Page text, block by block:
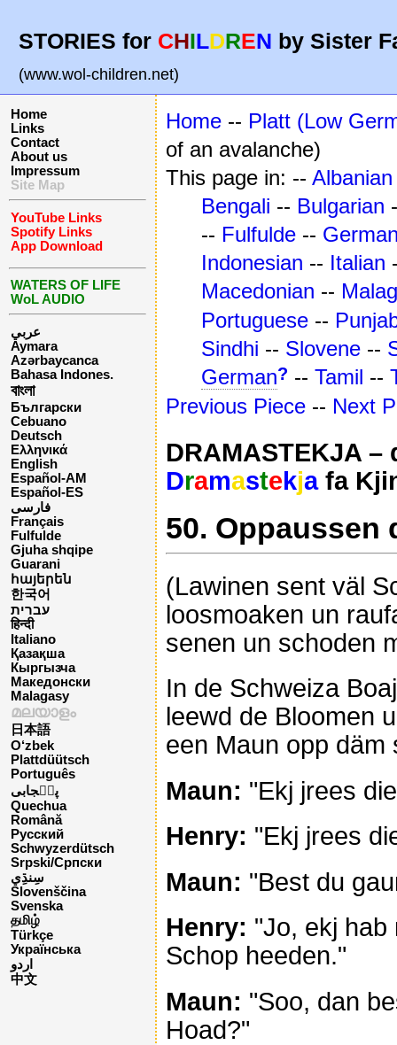
STORIES for CHILDREN by Sister
(www.wol-children.net)
Home
Links
Contact
About us
Impressum
Site Map
YouTube Links
Spotify Links
App Download
WATERS OF LIFE
WoL AUDIO
عربي
Aymara
Azərbaycanca
Bahasa Indones.
বাংলা
Български
Cebuano
Deutsch
Ελληνικά
English
Español-AM
Español-ES
فارسی
Français
Fulfulde
Gjuha shqipe
Guarani
հայերեն
한국어
עברית
हिन्दी
Italiano
Қазақша
Кыргызча
Македонски
Malagasy
മലയാളം
日本語
O‘zbek
Plattdüütsch
Português
پن٘جابی
Quechua
Română
Русский
Schwyzerdütsch
Srpski/Српски
Slovenščina
Svenska
தமிழ்
Türkçe
Українська
اردو
中文
Home -- Platt (Low
of an avalanche)
This page in: -- Albanian
Bengali -- Bulgarian
-- Fulfulde --
Indonesian -- Italian
Macedonian --
Portuguese --
Sindhi -- Slovene --
German? -- Tamil --
Previous Piece -- Next
DRAMASTEKJA
Dramastekjafa
50. Oppaussen
(Lawinen sent väl
loosmoaken un
senen un schoden
In de Schweiza
leewd de Bloomen
een Maun opp däm
Maun: "Ekj jrees
Henry: "Ekj jrees
Maun: "Best du
Henry: "Jo, ekj hab
Schop heeden."
Maun: "Soo, dan
Hoad?"